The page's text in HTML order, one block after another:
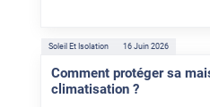
Soleil Et Isolation 16 Juin 2026
Comment protéger sa
climatisation ?